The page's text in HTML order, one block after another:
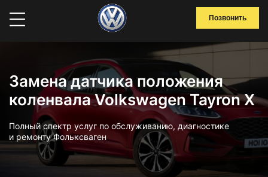
Позвонить
Замена датчика положения
коленвала Volkswagen Tayron X
Полный спектр услуг по обслуживанию, диагностике
и ремонту Фольксваген